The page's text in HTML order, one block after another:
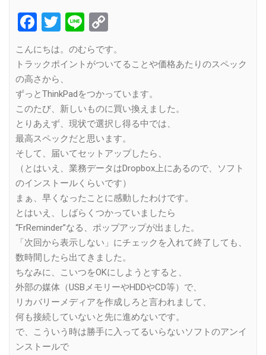
Facebook
Twitter
Line
Link
こんにちは。のむらです。
トラックポイントがついてることや価格あたりのスペック
の高さから、
ずっとThinkPadをつかっています。
このたび、新しいものに買い換えました。
とりあえず、現状で選択し得る中では、
最高スペックだと思います。
そして、届いてセットアップしたら、
（とはいえ、業務データはDropbox上にあるので、ソフト
のインストールくらいです）
まぁ、早くなったことに感動したわけです。
とはいえ、しばらくつかっていましたら
“FrReminder”なる、ポップアップが出ました。
「次回から表示しない」にチェックを入れて終了しても、
数時間したら出てきました。
ちなみに、こいつをOKにしようとすると、
外部の媒体（USBメモリーやHDDやCD等）で、
リカバリーメディアを作成しろと言われまして、
何も接続していないと先に進めないです。
で、こういう時は勝手に入ってるいらないソフトのアンイ
ンストールで